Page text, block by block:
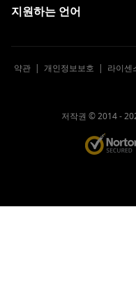
지원하는 언어
약관| 개인정보보호 | 라이센
저작권 © 2014 -